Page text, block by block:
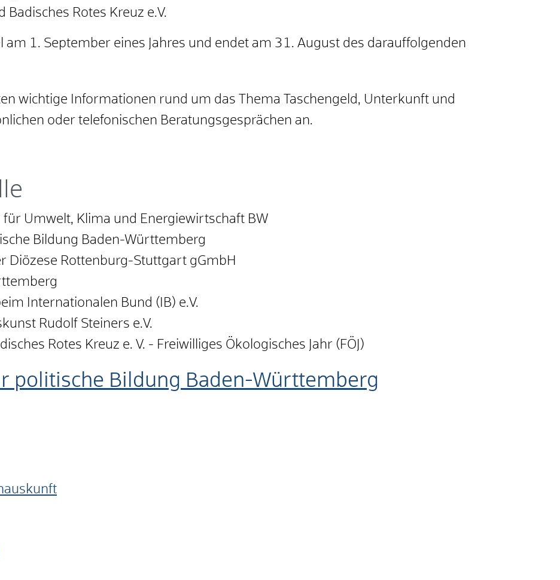
Rotes Kreuz e.V.
am 1. September eines Jahres und endet am 31. August des darauffolgenden
wichtige Informationen rund um das Thema Taschengeld, Unterkunft und
oder telefonischen Beratungsgesprächen an.
Umwelt, Klima und Energiewirtschaft BW
Bildung Baden-Württemberg
Diözese Rottenburg-Stuttgart gGmbH
Internationalen Bund (IB) e.V.
Rudolf Steiners e.V.
Rotes Kreuz e. V. - Freiwilliges Ökologisches Jahr (FÖJ)
politische Bildung Baden-Württemberg